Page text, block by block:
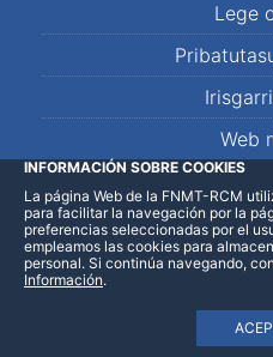
Lege
Web
LinkedInFacebook
INFORMACIÓN SOBRE COOKIES
La página Web de la FNMT-RCM
para facilitar la navegación por la
preferencias seleccionadas por el
empleamos las cookies para
personal. Si continúa navegando,
Información.